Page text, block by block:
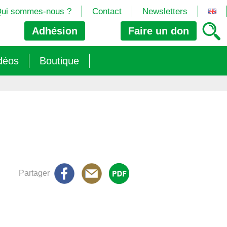
Adhésion Faire un don
sommes-nous ? Contact Newsletters
26)
» s’imposent aux législateurs européens ?
Boutique
Partager